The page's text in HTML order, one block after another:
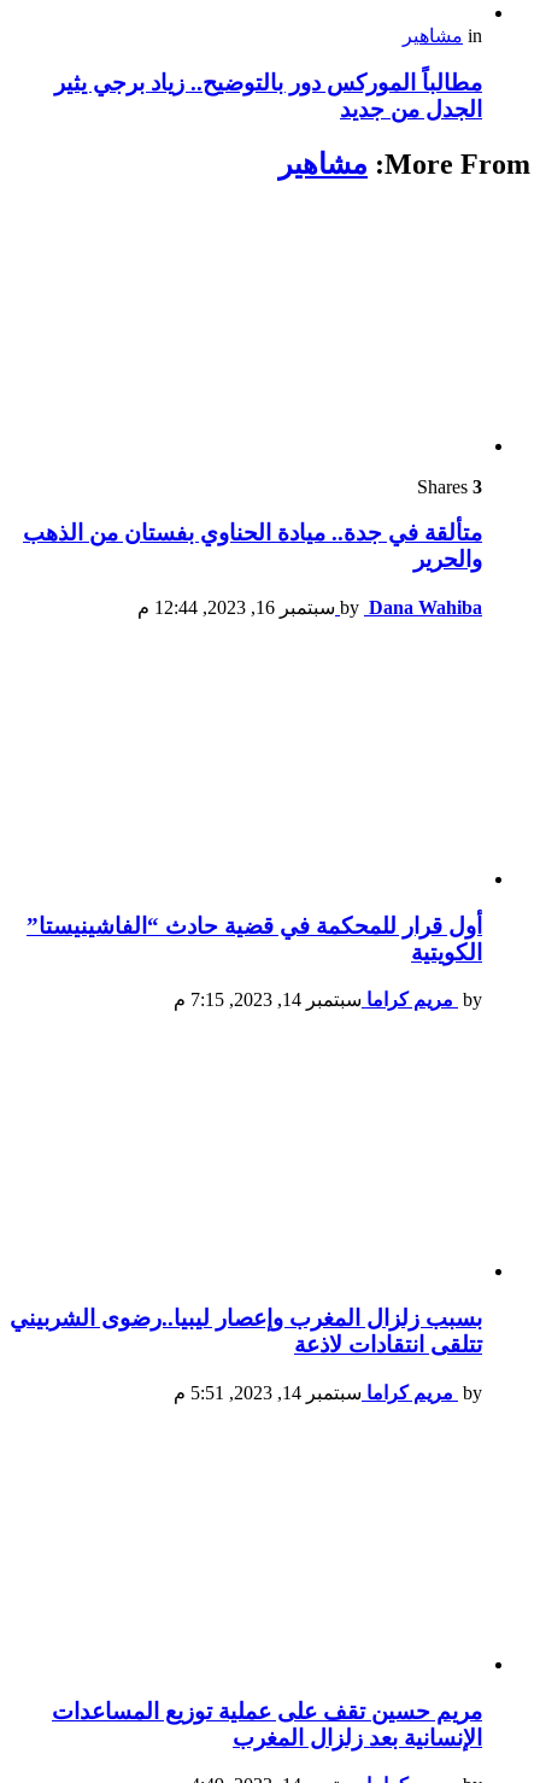
in مشاهير
مطالباً الموركس دور بالتوضيح.. زياد برجي يثير
الجدل من جديد
More From: مشاهير
3
متألقة في جدة.. ميادة الحناوي بفستان من الذهب
والحرير
by Dana Wahiba سبتمبر 16, 2023, 12:44 م
أول قرار للمحكمة في قضية حادث “الفاشينيستا”
الكويتية
by مريم كراما سبتمبر 14, 2023, 7:15 م
بسبب زلزال المغرب وإعصار ليبيا..رضوى الشربيني
تتلقى انتقادات لاذعة
by مريم كراما سبتمبر 14, 2023, 5:51 م
مريم حسين تقف على عملية توزيع المساعدات
الإنسانية بعد زلزال المغرب